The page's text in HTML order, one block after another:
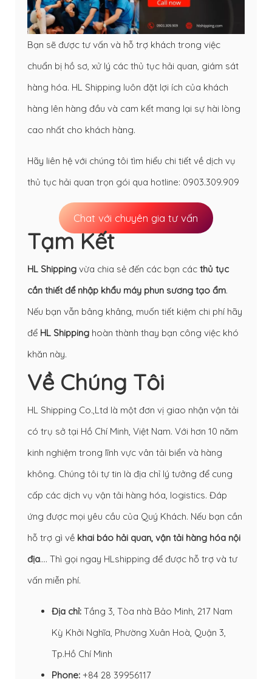
Bạn sẽ được tư vấn và hỗ trợ khách trong việc
chuẩn bị hồ sơ, xử lý các thủ tục hải quan, giám sát
hàng hóa. HL Shipping luôn đặt lợi ích của khách
hàng lên hàng đầu và cam kết mang lại sự hài lòng
cao nhất cho khách hàng.
Hãy liên hệ với chúng tôi tìm hiểu chi tiết về dịch vụ
thủ tục hải quan trọn gói qua hotline: 0903.309.909
Chat với chuyên gia tư vấn
Tạm Kết
HL Shipping vừa chia sẻ đến các bạn các thủ tục
cần thiết để nhập khẩu máy phun sương tạo ẩm.
Nếu bạn vẫn bâng khâng, muốn tiết kiệm chi phí hãy
để HL Shipping hoàn thành thay bạn công việc khó
khăn này.
Về Chúng Tôi
HL Shipping Co.,Ltd là một đơn vị giao nhận vận tải
có trụ sở tại Hồ Chí Minh, Việt Nam. Với hơn 10 năm
kinh nghiệm trong lĩnh vực vân tải biển và hàng
không. Chúng tôi tự tin là địa chỉ lý tưởng để cung
cấp các dịch vụ vận tải hàng hóa, logistics. Đáp
ứng được mọi yêu cầu của Quý Khách. Nếu bạn cần
hỗ trợ gì về khai báo hải quan, vận tải hàng hóa nội
địa…. Thì gọi ngay HLshipping để được hỗ trợ và tư
vấn miễn phí.
Địa chỉ: Tầng 3, Tòa nhà Bảo Minh, 217 Nam
Kỳ Khởi Nghĩa, Phường Xuân Hoà, Quận 3,
Tp.Hồ Chí Minh
Phone: +84 28 39956117